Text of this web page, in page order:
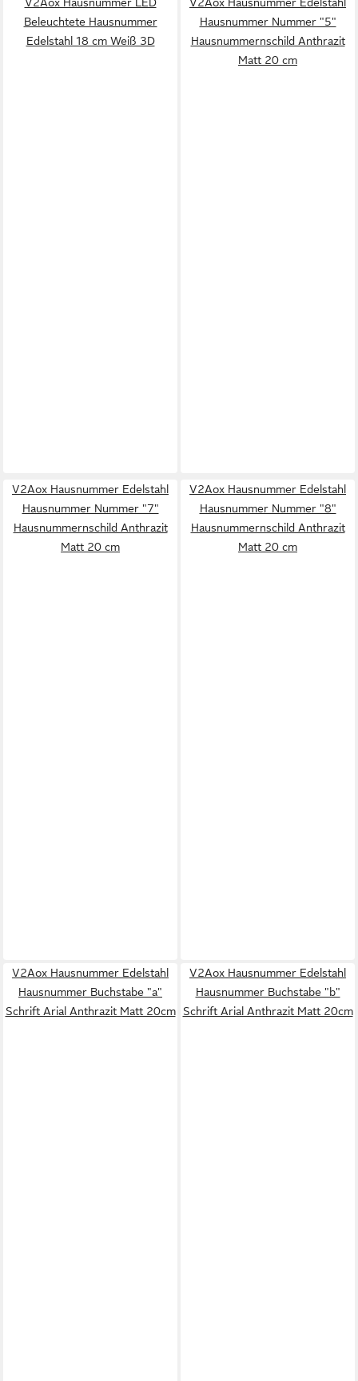
Beleuchtete Hausnummer
Edelstahl 18 cm Weiß 3D
Hausnummer Nummer "5"
Hausnummernschild Anthrazit
Matt 20 cm
V2Aox Hausnummer Edelstahl
Hausnummer Nummer "7"
Hausnummernschild Anthrazit
Matt 20 cm
V2Aox Hausnummer Edelstahl
Hausnummer Nummer "8"
Hausnummernschild Anthrazit
Matt 20 cm
V2Aox Hausnummer Edelstahl
Hausnummer Buchstabe "a"
Schrift Arial Anthrazit Matt 20cm
V2Aox Hausnummer Edelstahl
Hausnummer Buchstabe "b"
Schrift Arial Anthrazit Matt 20cm